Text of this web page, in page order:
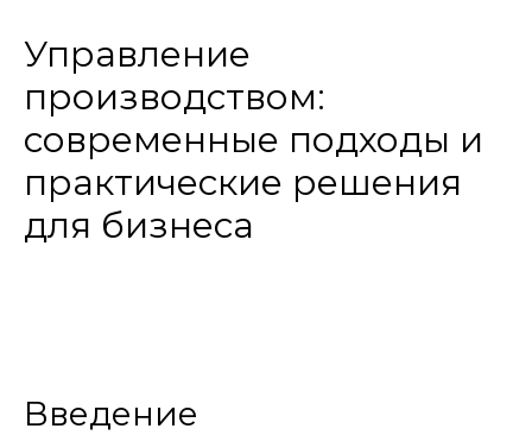
Управление
производством:
современные подходы и
практические решения
для бизнеса
Введение